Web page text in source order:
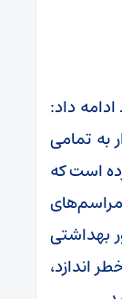
داد:
تمامی
است که
بهداشتی
اندازد،